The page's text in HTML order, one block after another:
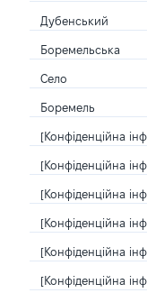
Дубенський
Боремельська
Село
Боремель
[Конфіденційна
[Конфіденційна
[Конфіденційна
[Конфіденційна
[Конфіденційна
[Конфіденційна